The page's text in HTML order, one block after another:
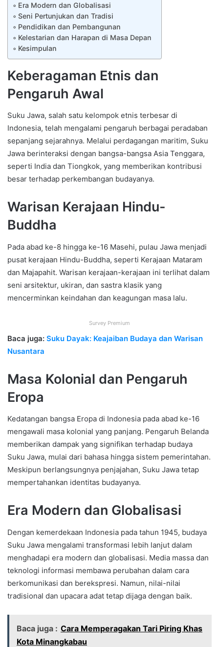
Era Modern dan Globalisasi
Seni Pertunjukan dan Tradisi
Pendidikan dan Pembangunan
Kelestarian dan Harapan di Masa Depan
Kesimpulan
Keberagaman Etnis dan
Pengaruh Awal
Suku Jawa, salah satu kelompok etnis terbesar di
Indonesia, telah mengalami pengaruh berbagai peradaban
sepanjang sejarahnya. Melalui perdagangan maritim, Suku
Jawa berinteraksi dengan bangsa-bangsa Asia Tenggara,
seperti India dan Tiongkok, yang memberikan kontribusi
besar terhadap perkembangan budayanya.
Warisan Kerajaan Hindu-
Buddha
Pada abad ke-8 hingga ke-16 Masehi, pulau Jawa menjadi
pusat kerajaan Hindu-Buddha, seperti Kerajaan Mataram
dan Majapahit. Warisan kerajaan-kerajaan ini terlihat dalam
seni arsitektur, ukiran, dan sastra klasik yang
mencerminkan keindahan dan keagungan masa lalu.
Survey Premium
Baca juga: Suku Dayak: Keajaiban Budaya dan Warisan
Nusantara
Masa Kolonial dan Pengaruh
Eropa
Kedatangan bangsa Eropa di Indonesia pada abad ke-16
mengawali masa kolonial yang panjang. Pengaruh Belanda
memberikan dampak yang signifikan terhadap budaya
Suku Jawa, mulai dari bahasa hingga sistem pemerintahan.
Meskipun berlangsungnya penjajahan, Suku Jawa tetap
mempertahankan identitas budayanya.
Era Modern dan Globalisasi
Dengan kemerdekaan Indonesia pada tahun 1945, budaya
Suku Jawa mengalami transformasi lebih lanjut dalam
menghadapi era modern dan globalisasi. Media massa dan
teknologi informasi membawa perubahan dalam cara
berkomunikasi dan berekspresi. Namun, nilai-nilai
tradisional dan upacara adat tetap dijaga dengan baik.
Baca juga : Cara Memperagakan Tari Piring Khas
Kota Minangkabau